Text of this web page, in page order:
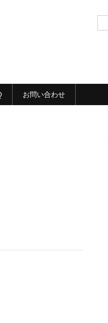
お問い合わせ